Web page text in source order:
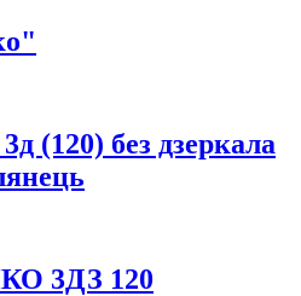
(120) без дзеркала
3ДЗ 120